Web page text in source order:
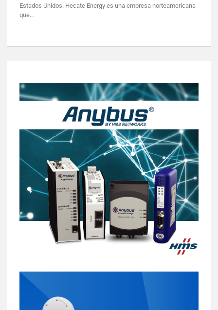
Estados Unidos. Hecate Energy es una empresa norteamericana
que…